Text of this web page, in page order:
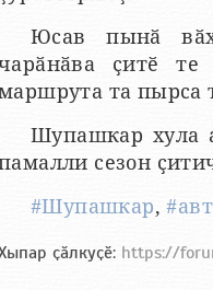
Юсав пынӑ
ҫитӗ
та пырса
Шупашкар хула
сезон
#Шупашкар,
ҫӑлкуҫӗ: https://